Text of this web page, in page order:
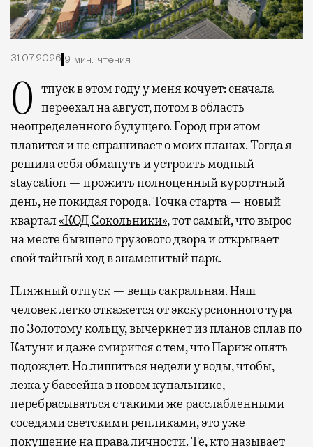
31.07.2026 9 мин. чтения
Отпуск в этом году у меня кочует: сначала переехал на август, потом в область
неопределенного будущего. Город при этом
плавится и не спрашивает о моих планах. Тогда я
решила себя обмануть и устроить модный
staycation — прожить полноценный курортный
день, не покидая города. Точка старта — новый
квартал«КОД Сокольники», тот самый, что вырос
на месте бывшего грузового двора и открывает
свой тайный ход в знаменитый парк.
Пляжный отпуск — вещь сакральная. Наш
человек легко откажется от экскурсионного тура
по Золотому кольцу, вычеркнет из планов сплав по
Катуни и даже смирится с тем, что Париж опять
подождет. Но лишиться недели у воды, чтобы,
лежа у бассейна в новом купальнике,
перебрасываться с такими же расслабленными
соседями светскими репликами, это уже
покушение на права личности. Те, кто называет